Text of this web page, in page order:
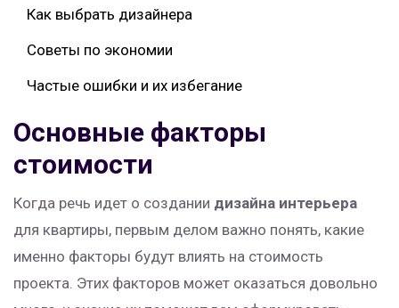
Как выбрать дизайнера
Советы по экономии
Частые ошибки и их избегание
Основные факторы
стоимости
Когда речь идет о создании дизайна интерьера
для квартиры, первым делом важно понять, какие
именно факторы будут влиять на стоимость
проекта. Этих факторов может оказаться довольно